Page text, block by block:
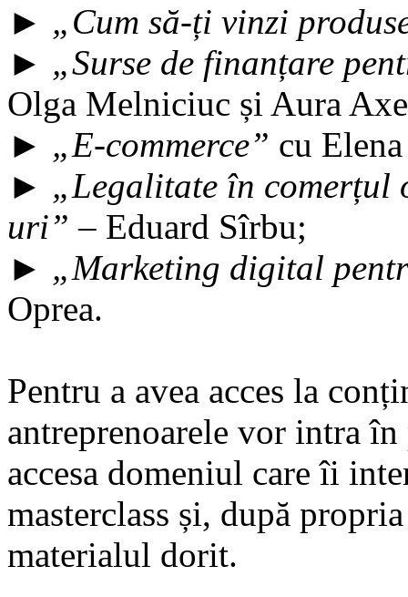
► „Cum să-ți vinzi
► „Surse de finanțare
Olga Melniciuc și Aura
► „E-commerce” cu
► „Legalitate în
uri” – Eduard Sîrbu;
► „Marketing digital
Oprea.
Pentru a avea acces la
antreprenoarele vor intra
accesa domeniul care îi
masterclass și, după
materialul dorit.